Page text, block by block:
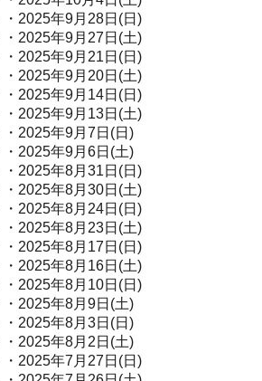
2025年9月28日(日)
2025年9月27日(土)
2025年9月21日(日)
2025年9月20日(土)
2025年9月14日(日)
2025年9月13日(土)
2025年9月7日(日)
2025年9月6日(土)
2025年8月31日(日)
2025年8月30日(土)
2025年8月24日(日)
2025年8月23日(土)
2025年8月17日(日)
2025年8月16日(土)
2025年8月10日(日)
2025年8月9日(土)
2025年8月3日(日)
2025年8月2日(土)
2025年7月27日(日)